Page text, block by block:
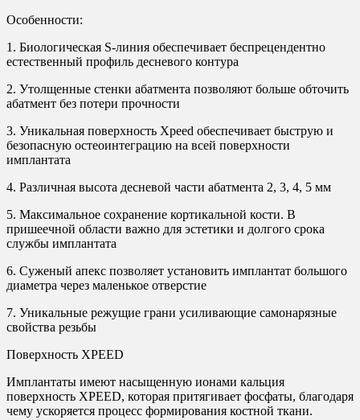
Особенности:
1. Биологическая S-линия обеспечивает беспрецендентно
естественный профиль десневого контура
2. Утолщенные стенки абатмента позволяют больше обточить
абатмент без потери прочности
3. Уникальная поверхность Xpeed обеспечивает быструю и
безопасную остеоинтеграцию на всей поверхности
имплантата
4. Различная высота десневой части абатмента 2, 3, 4, 5 мм
5. Максимальное сохранение кортикальной кости. В
пришеечной области важно для эстетики и долгого срока
службы имплантата
6. Суженый апекс позволяет установить имплантат большого
диаметра через маленькое отверстие
7. Уникальные режущие грани усиливающие самонарязные
свойства резьбы
Поверхность XPEED
Имплантаты имеют насыщенную ионами кальция
поверхность XPEED, которая притягивает фосфаты, благодаря
чему ускоряется процесс формирования костной ткани.